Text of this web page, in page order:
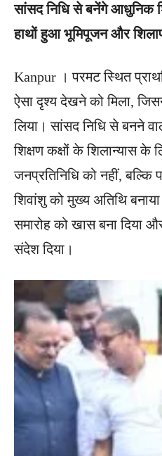
सांसद निधि से बनेंगे आधुनिक
हाथों हुआ भूमिपूजन और
Kanpur । परमट स्थित
ऐसा दृश्य देखने को मिला,
लिया। सांसद निधि से बनने
शिक्षण कक्षों के शिलान्यास के
जनप्रतिनिधि को नहीं, बल्कि
शिवांशु को मुख्य अतिथि
समारोह को खास बना दिया
संदेश दिया।